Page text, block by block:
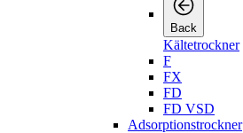
Back
Kältetrockner
F
FX
FD
FD VSD
Adsorptionstrockner